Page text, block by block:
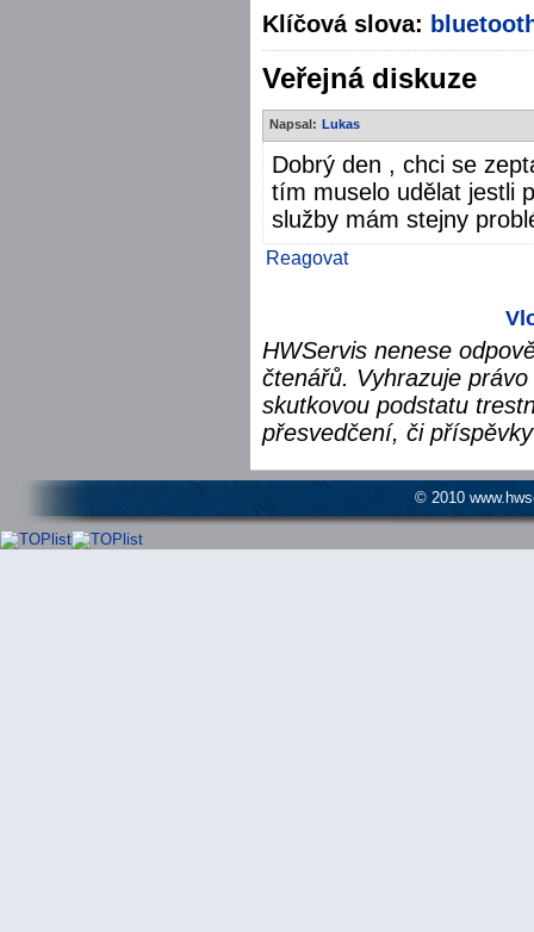
Klíčová slova:
Veřejná diskuze
Napsal: Lukas
Dobrý den , chci se
tím muselo udělat jestli
služby mám stejny
Reagovat
HWServis nenese
čtenářů. Vyhrazuje
skutkovou podstatu
přesvedčení, či
© 2010